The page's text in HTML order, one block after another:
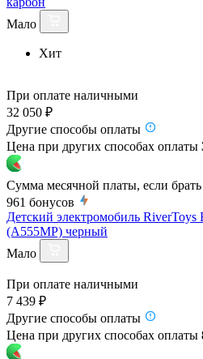
Мало
Хит
При оплате наличными
32 050 ₽
Другие способы оплаты
Цена при других способах оплаты
Сумма месячной платы, если
961 бонусов
Детский электромобиль
(A555MP) черный
Мало
При оплате наличными
7 439 ₽
Другие способы оплаты
Цена при других способах оплаты